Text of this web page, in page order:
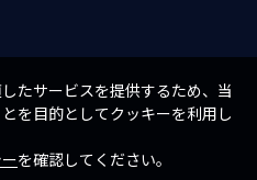
たサービスを提供するため、当
を目的としてクッキーを利用し
を確認してください。